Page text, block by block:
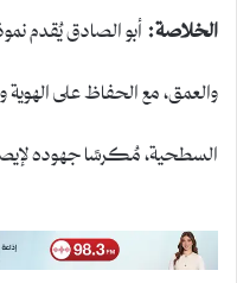
الخلاصة:أبو الصادق يُقدم
والعمق، مع الحفاظ على الهوية
السطحية، مُكرسًا جهوده